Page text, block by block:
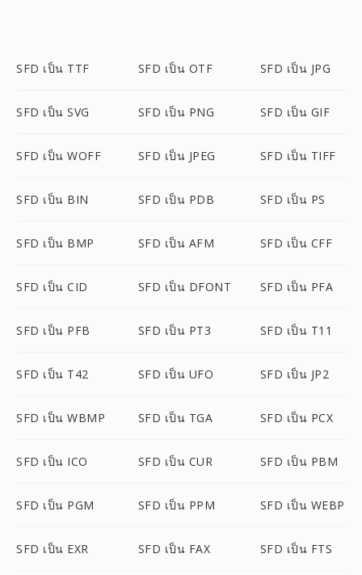
SFD เป็น TTF SFD เป็น OTF SFD เป็น JPG
SFD เป็น SVG SFD เป็น PNG SFD เป็น GIF
SFD เป็น WOFF SFD เป็น JPEG SFD เป็น TIFF
SFD เป็น BIN SFD เป็น PDB SFD เป็น PS
SFD เป็น BMP SFD เป็น AFM SFD เป็น CFF
SFD เป็น CID SFD เป็น DFONT SFD เป็น PFA
SFD เป็น PFB SFD เป็น PT3 SFD เป็น T11
SFD เป็น T42 SFD เป็น UFO SFD เป็น JP2
SFD เป็น WBMP SFD เป็น TGA SFD เป็น PCX
SFD เป็น ICO SFD เป็น CUR SFD เป็น PBM
SFD เป็น PGM SFD เป็น PPM SFD เป็น WEBP
SFD เป็น EXR SFD เป็น FAX SFD เป็น FTS